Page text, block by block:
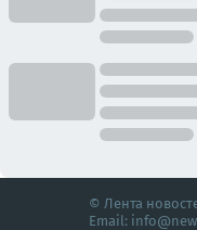
© Лента
Email: